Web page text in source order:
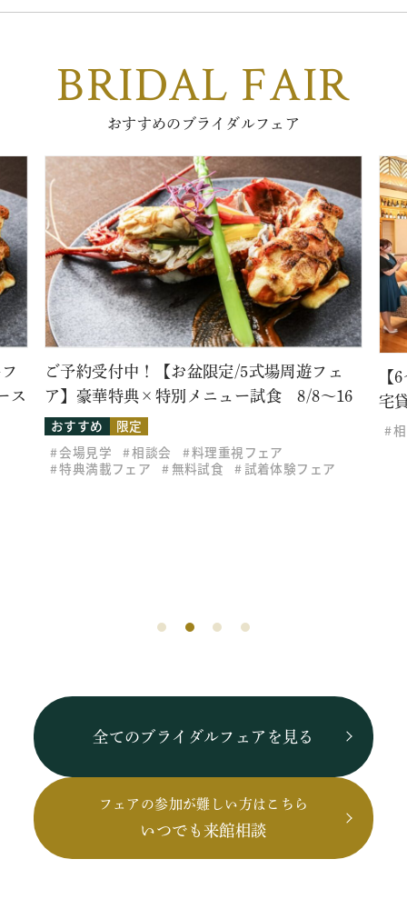
BRIDAL FAIR
おすすめのブライダルフェア
ス
ご予約受付中！【お盆限定/5式場周遊フェ
ア】豪華特典×特別メニュー試食 8/8～16
おすすめ
限定
会場見学
相談会
料理重視フェア
特典満載フェア
無料試食 試着体験フェア
【
宅
全てのブライダルフェアを見る
フェアの参加が難しい方はこちら
いつでも来館相談